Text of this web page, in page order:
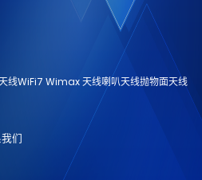
线WiFi7 Wimax 天线喇叭天线抛物面天线
们